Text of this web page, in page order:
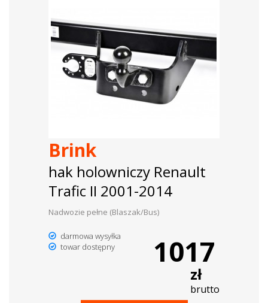
Brink
hak holowniczy Renault
Trafic II 2001-2014
Nadwozie pełne (Blaszak/Bus)
darmowa wysyłka
towar dostępny
1017
zł
brutto